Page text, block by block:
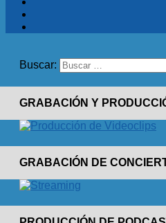
Buscar:
GRABACIÓN Y
GRABACIÓN DE